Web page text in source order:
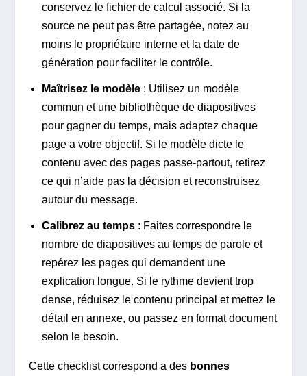
conservez le fichier de calcul associé. Si la
source ne peut pas être partagée, notez au
moins le propriétaire interne et la date de
génération pour faciliter le contrôle.
Maîtrisez le modèle: Utilisez un modèle
commun et une bibliothèque de diapositives
pour gagner du temps, mais adaptez chaque
page a votre objectif. Si le modèle dicte le
contenu avec des pages passe-partout, retirez
ce qui n’aide pas la décision et reconstruisez
autour du message.
Calibrez au temps: Faites correspondre le
nombre de diapositives au temps de parole et
repérez les pages qui demandent une
explication longue. Si le rythme devient trop
dense, réduisez le contenu principal et mettez le
détail en annexe, ou passez en format document
selon le besoin.
Cette checklist correspond a des bonnes